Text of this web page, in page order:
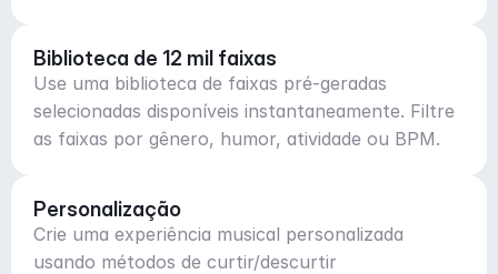
Biblioteca de 12 mil faixas
Use uma biblioteca de faixas pré-geradas
selecionadas disponíveis instantaneamente. Filtre
as faixas por gênero, humor, atividade ou BPM.
Personalização
Crie uma experiência musical personalizada
usando métodos de curtir/descurtir